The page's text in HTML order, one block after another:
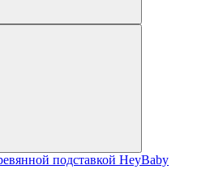
подставкой HeyBaby